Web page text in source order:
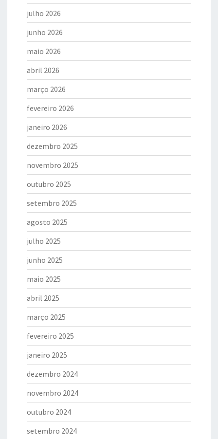
julho 2026
junho 2026
maio 2026
abril 2026
março 2026
fevereiro 2026
janeiro 2026
dezembro 2025
novembro 2025
outubro 2025
setembro 2025
agosto 2025
julho 2025
junho 2025
maio 2025
abril 2025
março 2025
fevereiro 2025
janeiro 2025
dezembro 2024
novembro 2024
outubro 2024
setembro 2024